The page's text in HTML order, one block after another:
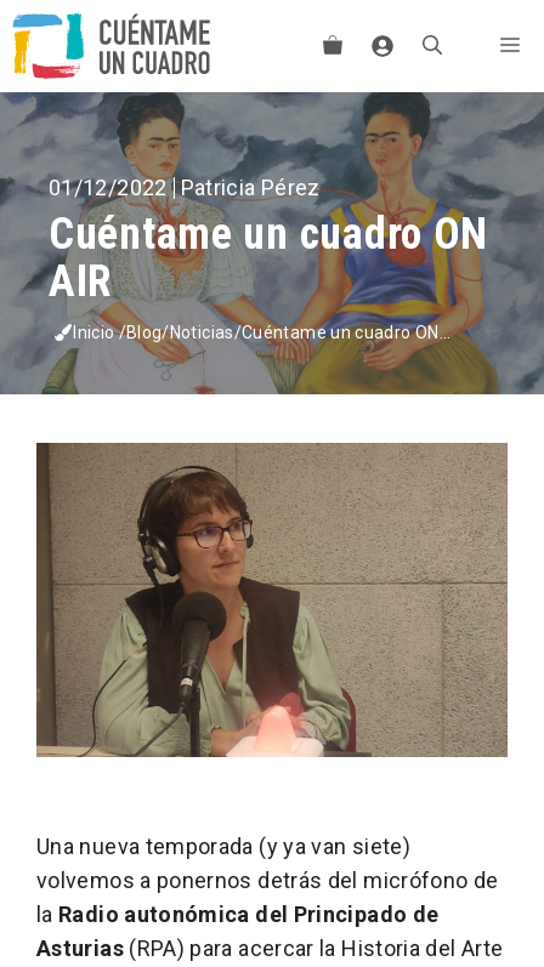
Saltar
al
contenido
01/12/2022 Patricia Pérez
Cuéntame un cuadro ON
AIR
Inicio/Blog/Noticias/Cuéntame un cuadro ON...
Una nueva temporada (y ya van siete)
volvemos a ponernos detrás del micrófono de
la Radio autonómica del Principado de
Asturias (RPA) para acercar la Historia del Arte